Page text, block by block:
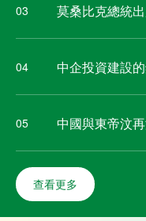
03 莫桑比克總統
04 中企投資建設
05 中國與東帝汶
查看更多